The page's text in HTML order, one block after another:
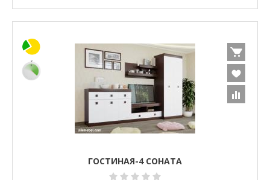
ГОСТИНАЯ-4 СОНАТА